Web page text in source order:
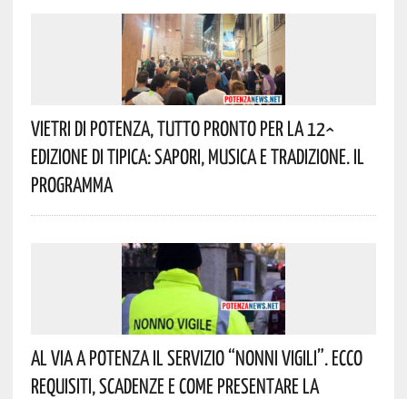
Vietri Di Potenza, Tutto Pronto Per La 12^
Edizione Di Tipica: Sapori, Musica E Tradizione. Il
Programma
Al Via A Potenza Il Servizio “Nonni Vigili”. Ecco
Requisiti, Scadenze E Come Presentare La